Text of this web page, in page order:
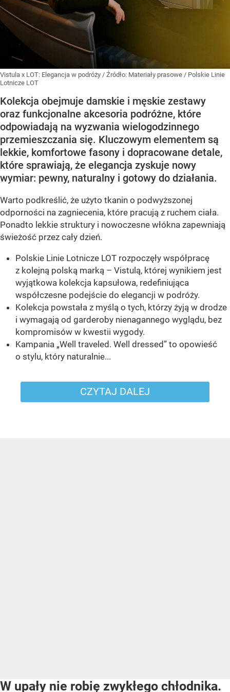
Vistula x LOT: Elegancja w podróży / Źródło: Materiały prasowe / Polskie Linie
Lotnicze LOT
Kolekcja obejmuje damskie i męskie zestawy
oraz funkcjonalne akcesoria podróżne, które
odpowiadają na wyzwania wielogodzinnego
przemieszczania się. Kluczowym elementem są
lekkie, komfortowe fasony i dopracowane detale,
które sprawiają, że elegancja zyskuje nowy
wymiar: pewny, naturalny i gotowy do działania.
Warto podkreślić, że użyto tkanin o podwyższonej
odporności na zagniecenia, które pracują z ruchem ciała.
Ponadto lekkie struktury i nowoczesne włókna zapewniają
świeżość przez cały dzień.
Polskie Linie Lotnicze LOT rozpoczęły współpracę
z kolejną polską marką – Vistulą, której wynikiem jest
wyjątkowa kolekcja kapsułowa, redefiniująca
współczesne podejście do elegancji w podróży.
Kolekcja powstała z myślą o tych, którzy żyją w drodze
i wymagają od garderoby nienagannego wyglądu, bez
kompromisów w kwestii wygody.
Kampania „Well traveled. Well dressed” to opowieść
o stylu, który naturalnie...
CZYTAJ DALEJ
W upały nie robię zwykłego chłodnika.